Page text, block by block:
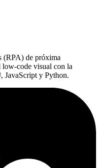
(RPA) de próxima
low-code visual con la
JavaScript y Python.